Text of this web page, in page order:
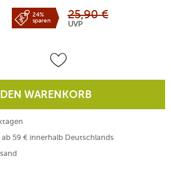
24%
sparen
25,90 €
UVP
DEN WARENKORB
ab 59 € innerhalb Deutschlands